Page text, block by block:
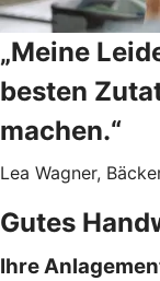
„Meine
besten
machen.“
Lea Wagner,
Gutes
Ihre